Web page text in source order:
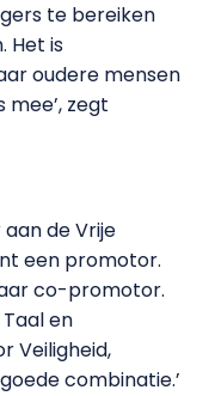
te bereiken
Het is
oudere mensen
zegt
de Vrije
een promotor.
co-promotor.
en
Veiligheid,
combinatie.’